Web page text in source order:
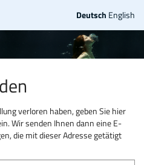
Deutsch English
verloren haben, geben Sie hier
Wir senden Ihnen dann eine E-
die mit dieser Adresse getätigt